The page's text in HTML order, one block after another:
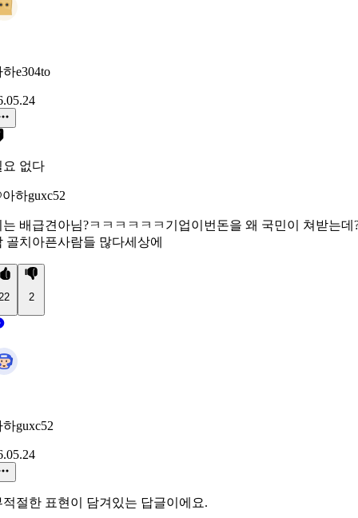
하e304to
요 없다
아하guxc52
는 배급견아님?ㅋㅋㅋㅋㅋㅋ기업이번돈을 왜 국민이 쳐받는데
골치아픈사람들 많다세상에
2
하guxc52
적절한 표현이 담겨있는 답글이에요.